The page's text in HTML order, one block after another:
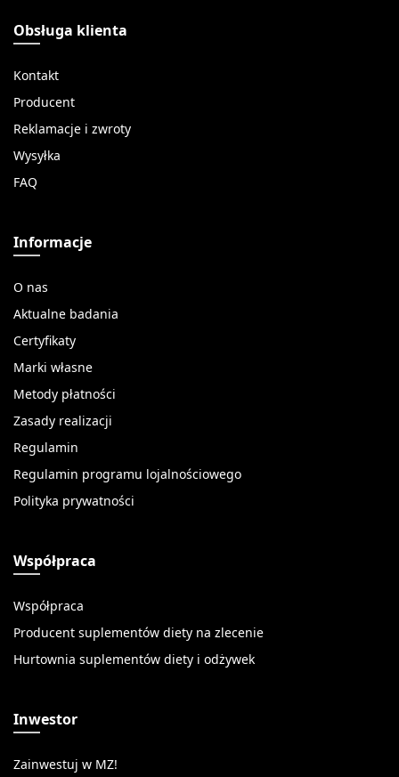
Obsługa klienta
Kontakt
Producent
Reklamacje i zwroty
Wysyłka
FAQ
Informacje
O nas
Aktualne badania
Certyfikaty
Marki własne
Metody płatności
Zasady realizacji
Regulamin
Regulamin programu lojalnościowego
Polityka prywatności
Współpraca
Współpraca
Producent suplementów diety na zlecenie
Hurtownia suplementów diety i odżywek
Inwestor
Zainwestuj w MZ!